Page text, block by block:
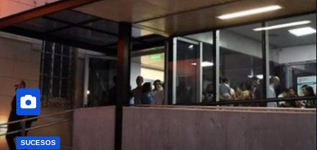
SUCESOS